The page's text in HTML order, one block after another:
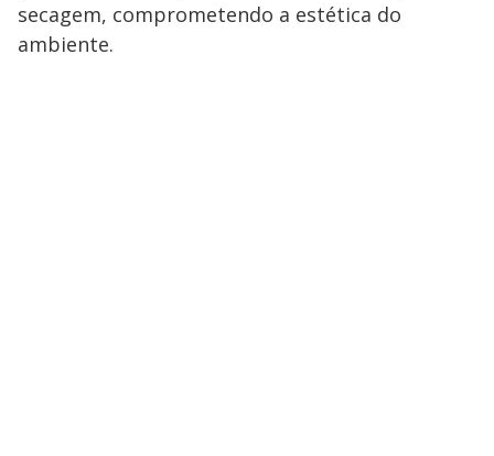
secagem, comprometendo a estética do
ambiente.